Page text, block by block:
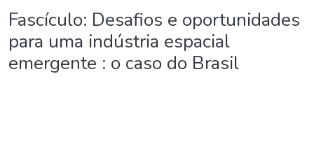
Fascículo: Desafios e oportunidades
para uma indústria espacial
emergente : o caso do Brasil